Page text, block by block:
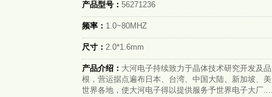
产品型号： 56271236
频率： 1.0~80MHZ
尺寸： 2.0*1.6mm
产品介绍： 大河电子持续致力于晶体技术研究开发及
根，营运据点遍布日本、台湾、中国大陆、新加坡、
世界各地，使大河电子得以提供服务予世界电子大厂